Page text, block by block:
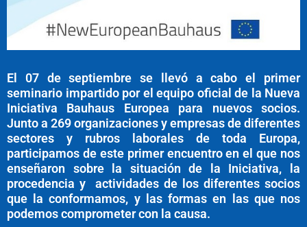
El 07 de septiembre se llevó a cabo el primer
seminario impartido por el equipo oficial de la Nueva
Iniciativa Bauhaus Europea para nuevos socios.
Junto a 269 organizaciones y empresas de diferentes
sectores y rubros laborales de toda Europa,
participamos de este primer encuentro en el que nos
enseñaron sobre la situación de la Iniciativa, la
procedencia y actividades de los diferentes socios
que la conformamos, y las formas en las que nos
podemos comprometer con la causa.